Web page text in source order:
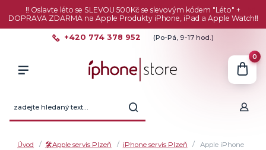
‼️ Oslavte léto se SLEVOU 500Kč se slevovým kódem "Léto" +
DOPRAVA ZDARMA na Apple Produkty iPhone, iPad a Apple Watch‼️
+420 774 378 952 (Po-Pá, 9-17 hod.)
0
Úvod 🛠️Apple servis Plzeň iPhone servis Plzeň
Apple iPhone